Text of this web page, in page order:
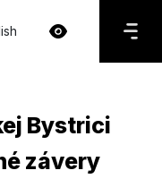
Bystrici
závery